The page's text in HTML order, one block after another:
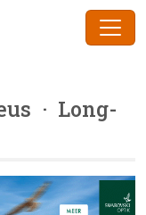
· Long-